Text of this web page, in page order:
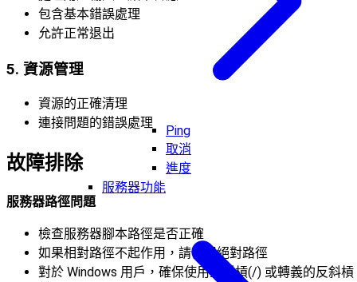
Ping
取消
進度
服務器功能
包含基本錯誤處理
允許正常退出
5. 資源管理
資源的正確清理
連接問題的錯誤處理
故障排除
服務器路徑問題
檢查服務器腳本路徑是否正確
如果相對路徑不起作用，請使用絕對路徑
對於 Windows 用戶，確保使用正斜槓(/) 或轉義的反斜槓